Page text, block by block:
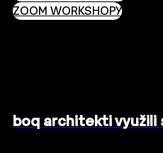
ZOOM WORKSHOPY
boq architekti využili